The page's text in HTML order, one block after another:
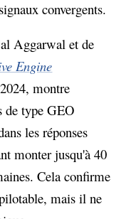
convergents.
Aggarwal et de
Engine
montre
de type GEO
les réponses
monter jusqu'à 40
Cela confirme
mais il ne